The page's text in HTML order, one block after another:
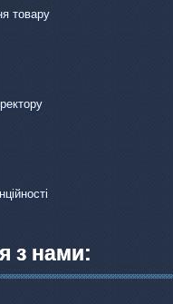
товару
з нами: